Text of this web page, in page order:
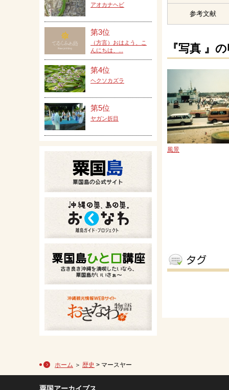
参考文献
『写真 』
風景
アオカナヘビ
第3位
（方言）おはよう、こ
んにちは、...
第4位
ヘクソカズラ
第5位
ヤガン折目
ホーム ＞ 歴史 > マースヤー